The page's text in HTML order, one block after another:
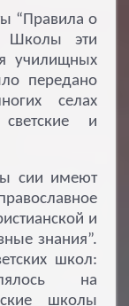
“Правила о
Школы эти
училищных
передано
селах
светские и
сии имеют
и
знания”.
школ:
на
школы